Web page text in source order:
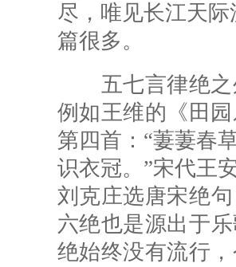
尽，唯见长江天
篇很多。
五七言律绝之
例如王维的《田
第四首：“萋萋春
识衣冠。”宋代王
刘克庄选唐宋绝
六绝也是源出于
绝始终没有流行